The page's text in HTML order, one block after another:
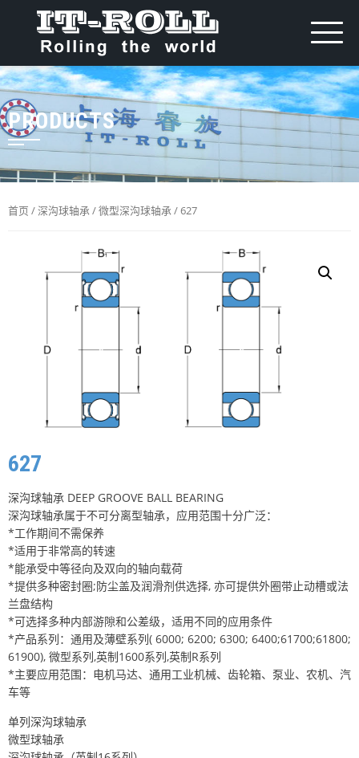
PRODUCTS
首页 /深沟球轴承/微型深沟球轴承/ 627
627
深沟球轴承 DEEP GROOVE BALL BEARING
深沟球轴承属于不可分离型轴承，应用范围十分广泛：
*工作期间不需保养
*适用于非常高的转速
*能承受中等径向及双向的轴向载荷
*提供多种密封圈;防尘盖及润滑剂供选择, 亦可提供外圈带止动槽或法
兰盘结构
*可选择多种内部游隙和公差级，适用不同的应用条件
*产品系列：通用及薄壁系列( 6000; 6200; 6300; 6400;61700;61800;
61900), 微型系列,英制1600系列,英制R系列
*主要应用范围：电机马达、通用工业机械、齿轮箱、泵业、农机、汽
车等
单列深沟球轴承
微型球轴承